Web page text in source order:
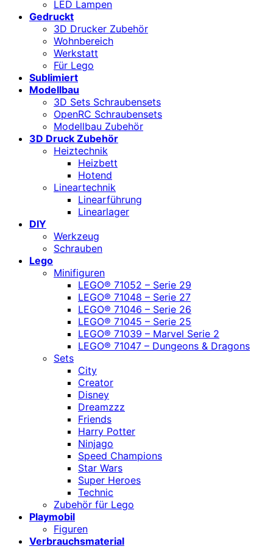
LED Lampen
Gedruckt
3D Drucker Zubehör
Wohnbereich
Werkstatt
Für Lego
Sublimiert
Modellbau
3D Sets Schraubensets
OpenRC Schraubensets
Modellbau Zubehör
3D Druck Zubehör
Heiztechnik
Heizbett
Hotend
Lineartechnik
Linearführung
Linearlager
DIY
Werkzeug
Schrauben
Lego
Minifiguren
LEGO® 71052 – Serie 29
LEGO® 71048 – Serie 27
LEGO® 71046 – Serie 26
LEGO® 71045 – Serie 25
LEGO® 71039 – Marvel Serie 2
LEGO® 71047 – Dungeons & Dragons
Sets
City
Creator
Disney
Dreamzzz
Friends
Harry Potter
Ninjago
Speed Champions
Star Wars
Super Heroes
Technic
Zubehör für Lego
Playmobil
Figuren
Verbrauchsmaterial